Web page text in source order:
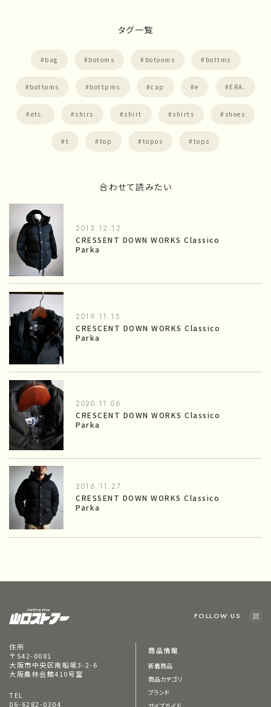
タグ一覧
bag botoms botooms bottms
bottoms bottpms cap e ERA.
etc. shirs shirt shirts shoes
t top topos tops
合わせて読みたい
2013.12.12
CRESSENT DOWN WORKS Classico
Parka
2019.11.15
CRESCENT DOWN WORKS Classico
Parka
2020.11.06
CRESCENT DOWN WORKS Classico
Parka
2016.11.27
CRESSENT DOWN WORKS Classico
Parka
FOLLOW US
住所
〒542-0081
大阪市中央区南船場3-2-6
大阪農林会館410号室
TEL
06-6282-0304
商品情報
新着商品
商品カテゴリ
ブランド